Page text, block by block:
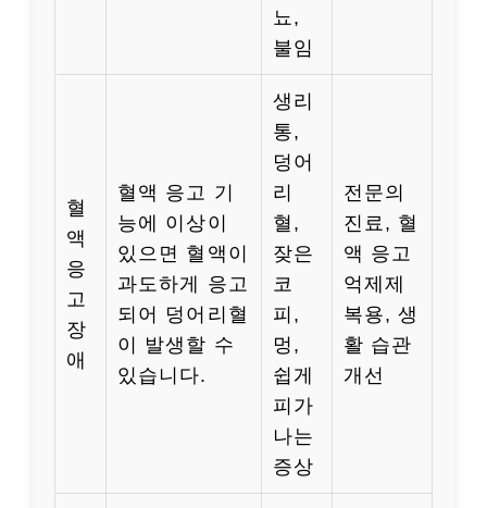
뇨,
불임
혈
액
응
고
장
애
혈액 응고 기
능에 이상이
있으면 혈액이
과도하게 응고
되어 덩어리혈
이 발생할 수
있습니다.
생리
통,
덩어
리
혈,
잦은
코
피,
멍,
쉽게
피가
나는
증상
전문의
진료, 혈
액 응고
억제제
복용, 생
활 습관
개선